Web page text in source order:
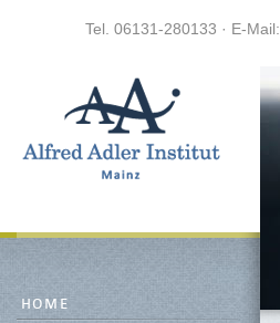
Tel. 06131-280133 · E-Mail:
HOME